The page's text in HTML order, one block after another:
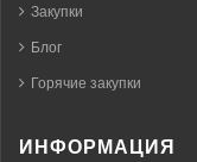
Закупки
Блог
Горячие закупки
ИНФОРМАЦИЯ